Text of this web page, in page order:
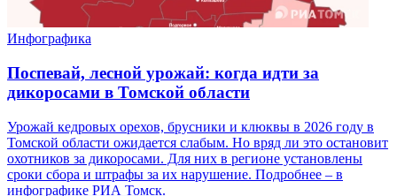
Инфографика
Поспевай, лесной урожай: когда идти за
дикоросами в Томской области
Урожай кедровых орехов, брусники и клюквы в 2026 году в
Томской области ожидается слабым. Но вряд ли это остановит
охотников за дикоросами. Для них в регионе установлены
сроки сбора и штрафы за их нарушение. Подробнее – в
инфографике РИА Томск.